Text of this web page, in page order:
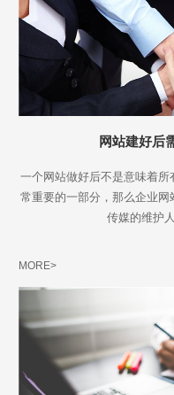
网站建好后
一个网站做好后不是意味着
常重要的一部分，那么企业
传媒的维护
MORE>